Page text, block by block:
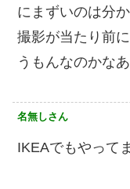
にまずいのは分か
撮影が当たり前
うもんなのかなあ
名無しさん
IKEAでもやって